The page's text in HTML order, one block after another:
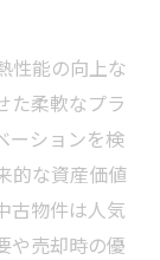
性能の向上な
た柔軟なプラ
ーションを検
的な資産価値
古物件は人気
や売却時の優